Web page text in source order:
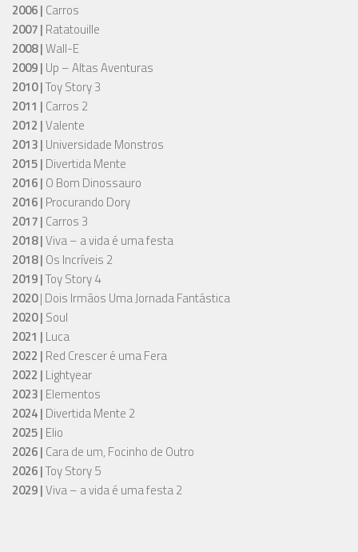
2006 | Carros
2007 | Ratatouille
2008 |Wall-E
2009 | Up – Altas Aventuras
2010 |Toy Story 3
2011 | Carros 2
2012 |Valente
2013 | Universidade Monstros
2015 | Divertida Mente
2016 | O Bom Dinossauro
2016 | Procurando Dory
2017 | Carros 3
2018 |Viva – a vida é uma festa
2018 | Os Incríveis 2
2019 |Toy Story 4
2020| Dois Irmãos Uma Jornada Fantástica
2020 | Soul
2021 | Luca
2022 | Red Crescer é uma Fera
2022 | Lightyear
2023 | Elementos
2024 | Divertida Mente 2
2025 | Elio
2026 | Cara de um, Focinho de Outro
2026 |Toy Story 5
2029 |Viva – a vida é uma festa 2